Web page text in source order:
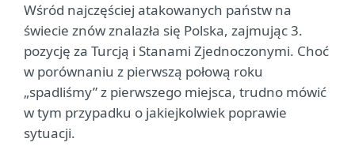
Wśród najczęściej atakowanych państw na
świecie znów znalazła się Polska, zajmując 3.
pozycję za Turcją i Stanami Zjednoczonymi. Choć
w porównaniu z pierwszą połową roku
„spadliśmy” z pierwszego miejsca, trudno mówić
w tym przypadku o jakiejkolwiek poprawie
sytuacji.